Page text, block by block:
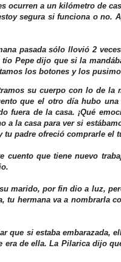
ocurren a un kilómetro de
segura si funciona o no.
pasada sólo llovió 2
Pepe dijo que si la
los botones y los
su cuerpo con lo de la
que el otro día hubo
fuera de la casa. ¡Qué
a la casa para ver si
padre ofreció comprarle el
cuento que tiene nuevo
marido, por fin dio a luz,
tu hermana va a nombrarla
que si estaba embarazada,
de ella. La Pilarica dijo